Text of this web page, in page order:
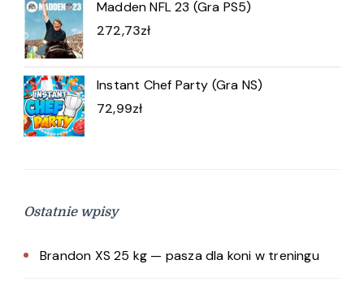
Madden NFL 23 (Gra PS5)
272,73zł
Instant Chef Party (Gra NS)
72,99zł
Ostatnie wpisy
Brandon XS 25 kg — pasza dla koni w treningu